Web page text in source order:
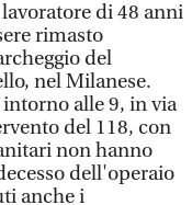
di 48 anni
rimasto
del
nel Milanese.
alle 9, in via
del 118, con
non hanno
dell'operaio
anche i